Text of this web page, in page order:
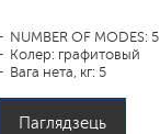
NUMBER OF MODES: 5
Колер: графитовый
Вага нета, кг: 5
Паглядзець